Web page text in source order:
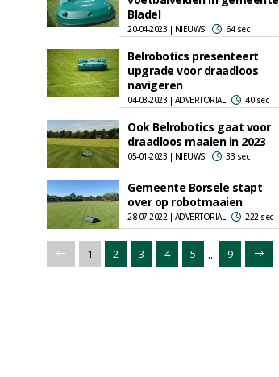
Bladel
20-04-2023 | NIEUWS 64 sec
Belrobotics presenteert
upgrade voor draadloos
navigeren
04-03-2023 | ADVERTORIAL 40 sec
Ook Belrobotics gaat voor
draadloos maaien in 2023
05-01-2023 | NIEUWS 33 sec
Gemeente Borsele stapt
over op robotmaaien
28-07-2022 | ADVERTORIAL 222 sec
1 2 3 4 5 ... 9